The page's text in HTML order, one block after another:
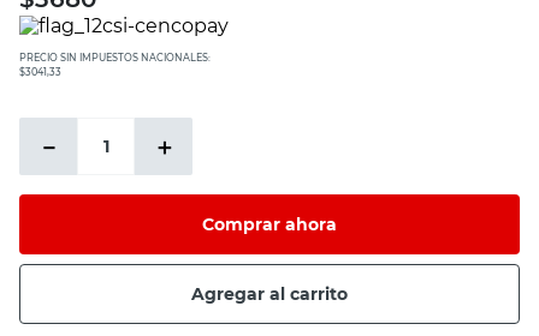
PRECIO SIN IMPUESTOS NACIONALES:
$3041,33
＋
－
Comprar ahora
Agregar al carrito